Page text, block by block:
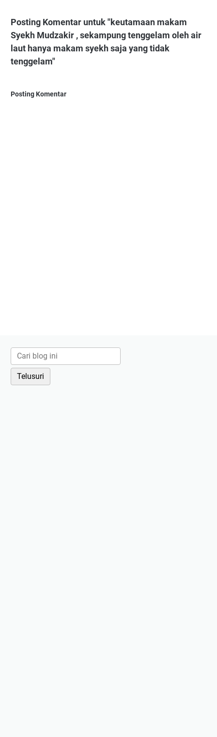
Posting Komentar untuk "keutamaan makam
Syekh Mudzakir , sekampung tenggelam oleh air
laut hanya makam syekh saja yang tidak
tenggelam"
Posting Komentar